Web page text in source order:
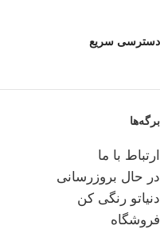
دسترسی سریع
برگه‌ها
ارتباط با ما
در حال بروزرسانی
دنیاتو رنگی کن
فروشگاه